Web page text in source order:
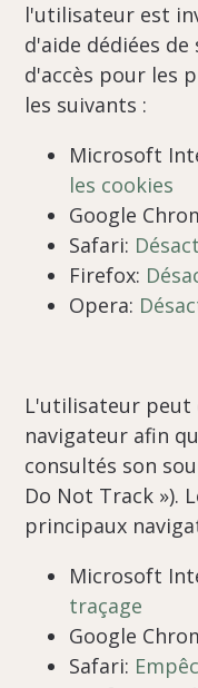
l'utilisateur est
d'aide dédiées
d'accès pour les
les suivants :
Microsoft
les cookies
Google
Safari:
Firefox:
Opera:
L'utilisateur peut
navigateur afin
consultés son
Do Not Track »).
principaux
Microsoft
traçage
Google
Safari: